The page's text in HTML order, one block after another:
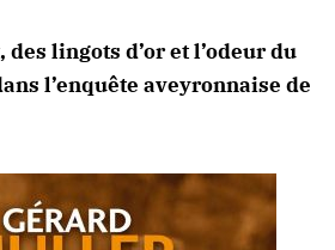
lingots d’or et l’odeur du
l’enquête aveyronnaise de